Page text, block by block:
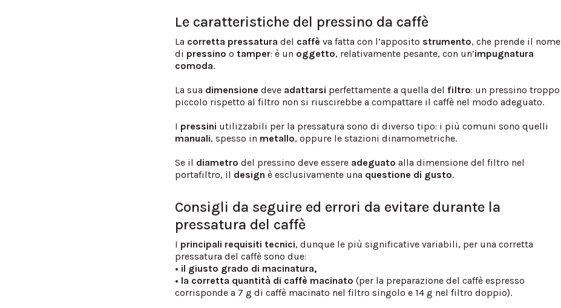
Le caratteristiche del pressino da caffè
La corretta pressatura del caffè va fatta con l’apposito strumento, che prende il nome
di pressino o tamper: è un oggetto, relativamente pesante, con un’impugnatura
comoda.
La sua dimensione deve adattarsi perfettamente a quella delfiltro: un pressino troppo
piccolo rispetto al filtro non si riuscirebbe a compattare il caffè nel modo adeguato.
I pressini utilizzabili per la pressatura sono di diverso tipo: i più comuni sono quelli
manuali, spesso in metallo, oppure le stazioni dinamometriche.
Se il diametrodel pressino deve essere adeguato alla dimensione del filtro nel
portafiltro, il design è esclusivamente una questione di gusto.
Consigli da seguire ed errori da evitare durante la
pressatura del caffè
I principali requisiti tecnici, dunque le più significative variabili, per una corretta
pressatura del caffè sono due:
• il giusto grado di macinatura,
• la corretta quantità di caffè macinato (per la preparazione del caffè espresso
corrisponde a 7 g di caffè macinato nel filtro singolo e 14 g nel filtro doppio).